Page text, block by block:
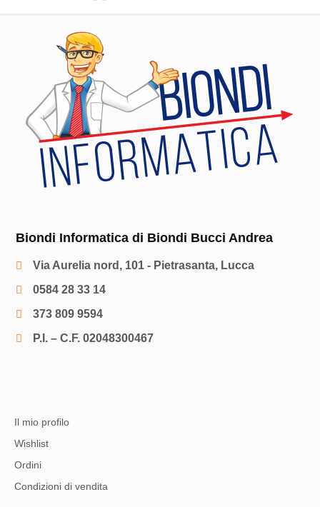
Biondi Informatica di Biondi Bucci Andrea
Via Aurelia nord, 101 - Pietrasanta, Lucca
0584 28 33 14
373 809 9594
P.I. – C.F. 02048300467
Il mio profilo
Wishlist
Ordini
Condizioni di vendita